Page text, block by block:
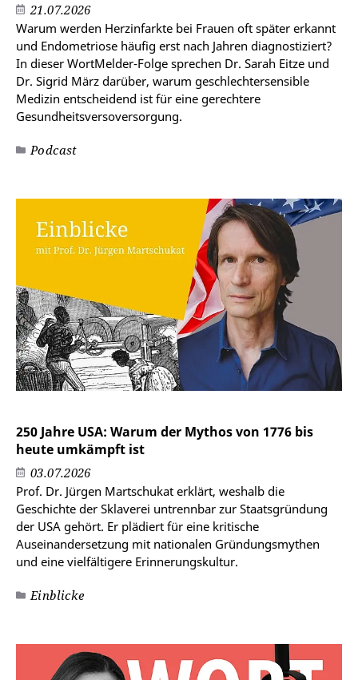
21.07.2026
Warum werden Herzinfarkte bei Frauen oft später erkannt
und Endometriose häufig erst nach Jahren diagnostiziert?
In dieser WortMelder-Folge sprechen Dr. Sarah Eitze und
Dr. Sigrid März darüber, warum geschlechtersensible
Medizin entscheidend ist für eine gerechtere
Gesundheitsversoversorgung.
Podcast
250 Jahre USA: Warum der Mythos von 1776 bis
heute umkämpft ist
03.07.2026
Prof. Dr. Jürgen Martschukat erklärt, weshalb die
Geschichte der Sklaverei untrennbar zur Staatsgründung
der USA gehört. Er plädiert für eine kritische
Auseinandersetzung mit nationalen Gründungsmythen
und eine vielfältigere Erinnerungskultur.
Einblicke